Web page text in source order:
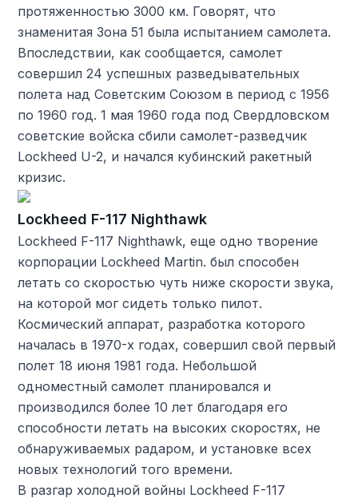
протяженностью 3000 км. Говорят, что
знаменитая Зона 51 была испытанием самолета.
Впоследствии, как сообщается, самолет
совершил 24 успешных разведывательных
полета над Советским Союзом в период с 1956
по 1960 год. 1 мая 1960 года под Свердловском
советские войска сбили самолет-разведчик
Lockheed U-2, и начался кубинский ракетный
кризис.
Lockheed F-117 Nighthawk
Lockheed F-117 Nighthawk, еще одно творение
корпорации Lockheed Martin. был способен
летать со скоростью чуть ниже скорости звука,
на которой мог сидеть только пилот.
Космический аппарат, разработка которого
началась в 1970-х годах, совершил свой первый
полет 18 июня 1981 года. Небольшой
одноместный самолет планировался и
производился более 10 лет благодаря его
способности летать на высоких скоростях, не
обнаруживаемых радаром, и установке всех
новых технологий того времени.
В разгар холодной войны Lockheed F-117